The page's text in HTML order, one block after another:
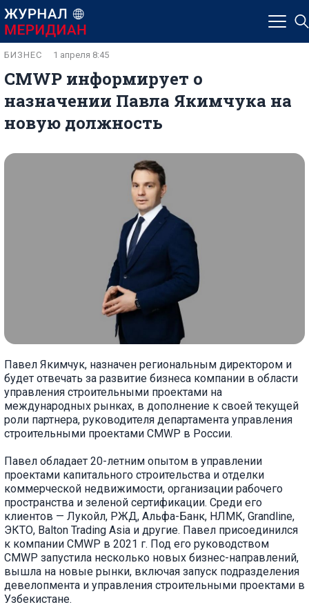
CMWP информирует о
назначении Павла Якимчука на
новую должность
БИЗНЕС 1 апреля 8:45
Павел Якимчук, назначен региональным директором и
будет отвечать за развитие бизнеса компании в области
управления строительными проектами на
международных рынках, в дополнение к своей текущей
роли партнера, руководителя департамента управления
строительными проектами CMWP в России.
Павел обладает 20-летним опытом в управлении
проектами капитального строительства и отделки
коммерческой недвижимости, организации рабочего
пространства и зеленой сертификации. Среди его
клиентов — Лукойл, РЖД, Альфа-Банк, НЛМК, Grandline,
ЭКТО, Balton Trading Asia и другие. Павел присоединился
к компании CMWP в 2021 г. Под его руководством
CMWP запустила несколько новых бизнес-направлений,
вышла на новые рынки, включая запуск подразделения
девелопмента и управления строительными проектами в
Узбекистане.